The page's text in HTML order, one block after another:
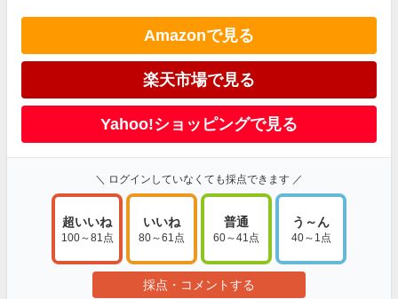
Amazonで見る
楽天市場で見る
Yahoo!ショッピングで見る
＼ ログインしていなくても採点できます ／
超いいね
100～81点
いいね
80～61点
普通
60～41点
う～ん
40～1点
採点・コメントする